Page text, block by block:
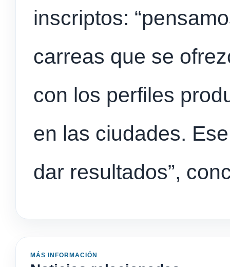
inscriptos:
carreas que se
con los perfiles
en las ciudades.
dar resultados”,
MÁS INFORMACIÓN